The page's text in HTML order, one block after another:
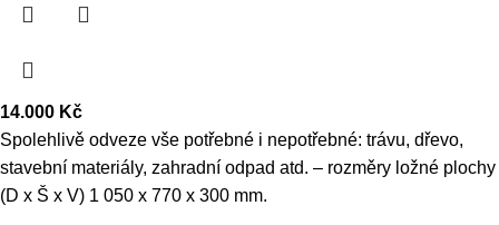
14.000 Kč
Spolehlivě odveze vše potřebné i nepotřebné: trávu, dřevo,
stavební materiály, zahradní odpad atd. – rozměry ložné plochy
(D x Š x V) 1 050 x 770 x 300 mm.